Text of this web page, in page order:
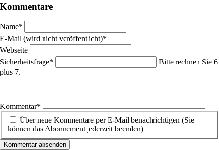
Kommentare
Pflichtfeld
Name*
Pflichtfeld
E-Mail (wird nicht veröffentlicht)*
Webseite
Pflichtfeld
Sicherheitsfrage*
Bitte rechnen Sie 6
plus 7.
Kommentar*
Über neue Kommentare per E-Mail benachrichtigen (Sie
können das Abonnement jederzeit beenden)
Kommentar absenden